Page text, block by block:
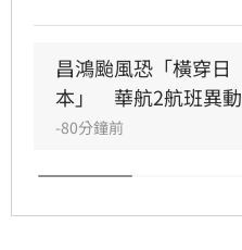
昌鴻颱風恐「橫穿日
本」　華航2航班異動
-80分鐘前